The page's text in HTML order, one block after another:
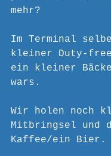
mehr?
Im Terminal
kleiner Duty-free
ein kleiner
wars.
Wir holen noch
Mitbringsel und
Kaffee/ein Bier.